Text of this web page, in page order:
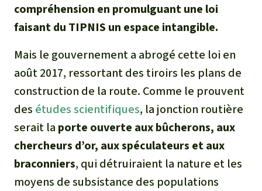
compréhension en promulguant une loi
faisant du TIPNIS un espace intangible.
Mais le gouvernement a abrogé cette loi en
août 2017, ressortant des tiroirs les plans de
construction de la route. Comme le prouvent
des études scientifiques, la jonction routière
serait la porte ouverte aux bûcherons, aux
chercheurs d’or, aux spéculateurs et aux
braconniers, qui détruiraient la nature et les
moyens de subsistance des populations